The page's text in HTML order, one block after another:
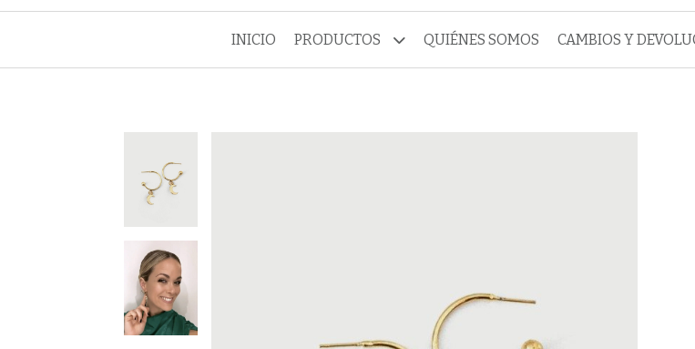
INICIO PRODUCTOS QUIÉNES SOMOS CAMBIOS Y